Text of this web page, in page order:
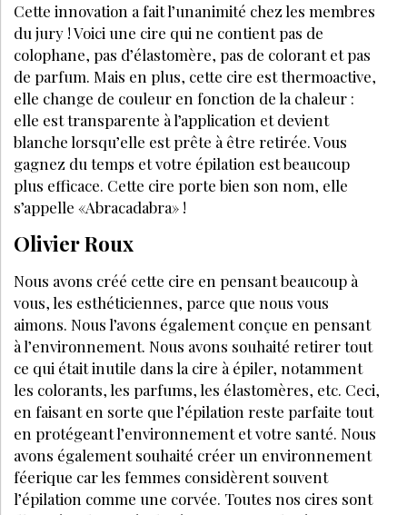
Cette innovation a fait l’unanimité chez les membres
du jury ! Voici une cire qui ne contient pas de
colophane, pas d’élastomère, pas de colorant et pas
de parfum. Mais en plus, cette cire est thermoactive,
elle change de couleur en fonction de la chaleur :
elle est transparente à l’application et devient
blanche lorsqu’elle est prête à être retirée. Vous
gagnez du temps et votre épilation est beaucoup
plus efficace. Cette cire porte bien son nom, elle
s’appelle «Abracadabra» !
Olivier Roux
Nous avons créé cette cire en pensant beaucoup à
vous, les esthéticiennes, parce que nous vous
aimons. Nous l’avons également conçue en pensant
à l’environnement. Nous avons souhaité retirer tout
ce qui était inutile dans la cire à épiler, notamment
les colorants, les parfums, les élastomères, etc. Ceci,
en faisant en sorte que l’épilation reste parfaite tout
en protégeant l’environnement et votre santé. Nous
avons également souhaité créer un environnement
féerique car les femmes considèrent souvent
l’épilation comme une corvée. Toutes nos cires sont